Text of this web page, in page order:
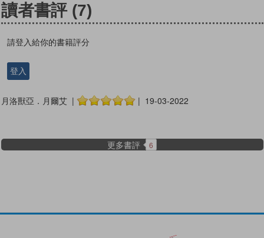
讀者書評 (7)
請登入給你的書籍評分
登入
月洛獸亞．月爾艾 | | 19-03-2022
更多書評 6